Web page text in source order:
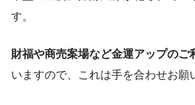
す。
財福や商売案場など金運アップのご
いますので、これは手を合わせお願